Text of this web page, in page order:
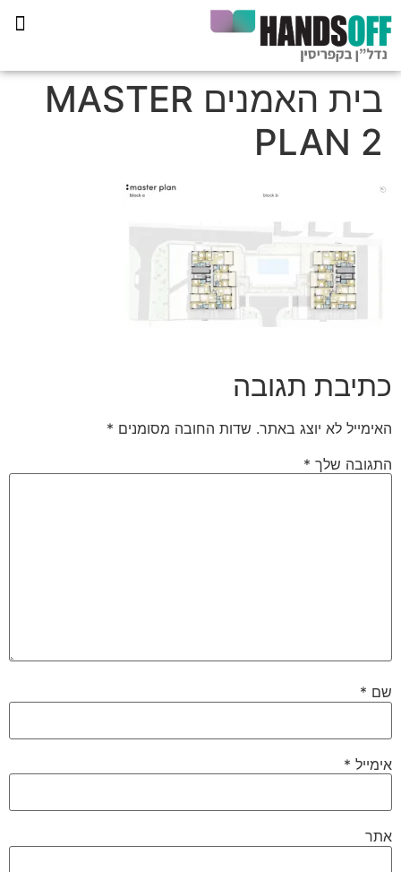
בית האמנים MASTER
PLAN 2
כתיבת תגובה
האימייל לא יוצג באתר. שדות החובה מסומנים *
התגובה שלך *
שם *
אימייל *
אתר